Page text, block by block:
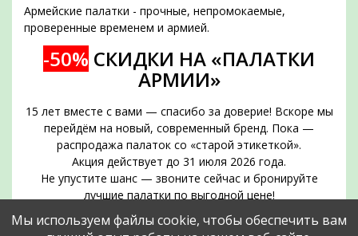
Армейские палатки - прочные, непромокаемые,
проверенные временем и армией.
-50% СКИДКИ НА «ПАЛАТКИ
АРМИИ»
15 лет вместе с вами — спасибо за доверие! Вскоре мы
перейдём на новый, современный бренд. Пока —
распродажа палаток со «старой этикеткой».
Акция действует до 31 июля 2026 года.
Не упустите шанс — звоните сейчас и бронируйте
лучшие палатки по выгодной цене!
Срок действия акции — до 31 июля 2026 года
Позвоните прямо сейчас и забронируйте нужное
Мы используем файлы cookie, чтобы обеспечить вам